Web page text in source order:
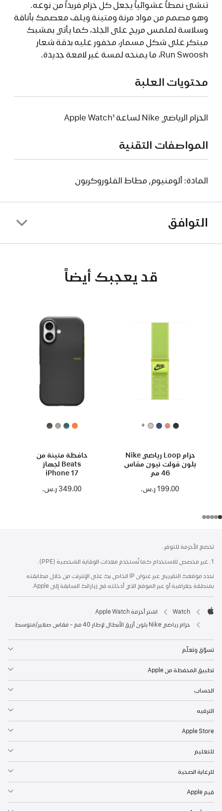
تنشئ نمطاً عشوائياً يجعل كل حزام فريداً من نوعه.
وهو مصمم من مواد مرنة ومتينة ويلف معصمك بأناقة
وسلاسة لملمس مريح على الجلد، كما يأتي بمشبك
مبتكر على شكل مسمار، محفور عليه بدقة شعار
Run Swoosh، ما يمنحه لمسة غير لامعة جديدة.
محتويات العلبة
الحزام الرياضي Nike لساعة Apple Watch¹
المواصفات التقنية
المادة: ألومنيوم, مطاط الفلوروكربون
التوافق
قد يعجبك أيضاً
+
حزام Loop رياضي Nike
بلون فولت نيون مقاس
46 مم
199.00 ر.س.‏
حافظة متينة من
Beats لجهاز
iPhone 17
التحكم في الكاميرا -
349.00 ر.س.‏
الحاشية
الحواشي
تخضع الأحزمة للتوفر.
1. غير مخصص للاستخدام كما تُستخدم معدات الوقاية الشخصية (PPE).
نحدد موقعك التقريبي عبر عنوان IP الخاص بك على الإنترنت من خلال مطابقته
بمنطقة جغرافية أو عبر الموقع الذي أدخلته في زياراتك السابقة إلى Apple.
Watch
اشتر أحزمة Apple Watch
حزام رياضي Nike بلون أزرق الأبطال لإطار 40 مم - مقاس صغير/متوسط
تسوّق وتعلّم
تطبيق المحفظة من Apple
الحساب
الترفيه
Apple Store
للتعليم
للرعاية الصحية
قيم Apple